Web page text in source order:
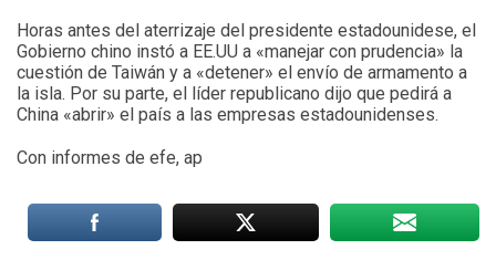
Horas antes del aterrizaje del presidente estadounidese, el
Gobierno chino instó a EE.UU a «manejar con prudencia» la
cuestión de Taiwán y a «detener» el envío de armamento a
la isla. Por su parte, el líder republicano dijo que pedirá a
China «abrir» el país a las empresas estadounidenses.
Con informes de efe, ap